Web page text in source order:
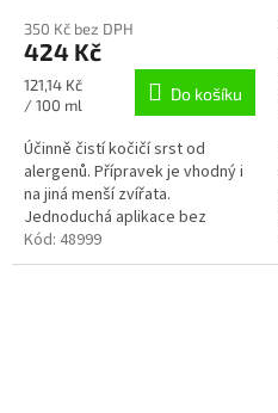
350 Kč bez DPH
424 Kč
Měrná
cena:
121,14 Kč
/ 100 ml
Do košíku
Účinně čistí kočičí srst od
alergenů. Přípravek je vhodný i
na jiná menší zvířata.
Jednoduchá aplikace bez
nutnosti koupání.
Kód: 48999